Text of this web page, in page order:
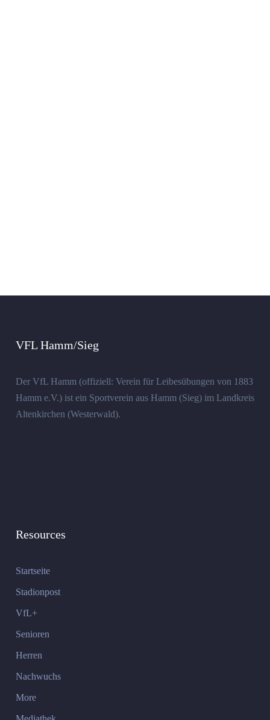
VFL Hamm/Sieg
Der VfL Hamm (offiziell: Verein für Leibesübungen von 1883
Hamm e.V.) ist ein Sportverein aus Hamm (Sieg) im Landkreis
Altenkirchen (Westerwald).
Resources
Startseite
Stadionpost
VfL+
Senioren
Herren
Nachwuchs
More